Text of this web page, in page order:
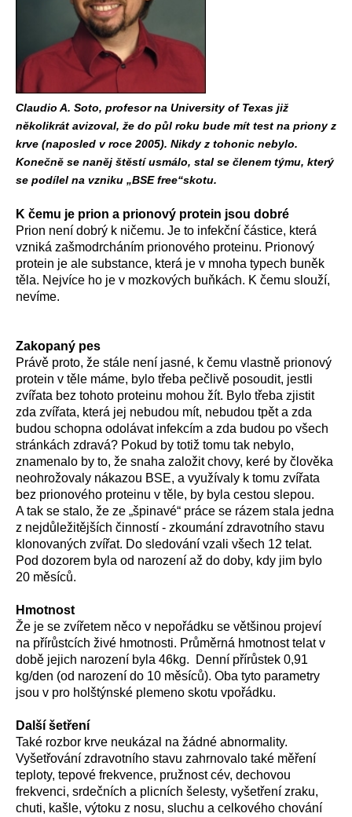
Claudio A. Soto, profesor na University of Texas již
několikrát avizoval, že do půl roku bude mít test na priony z
krve (naposled v roce 2005). Nikdy z tohonic nebylo.
Konečně se naněj štěstí usmálo, stal se členem týmu, který
se podílel na vzniku „BSE free“skotu.
K čemu je prion a prionový protein jsou dobré
Prion není dobrý k ničemu. Je to infekční částice, která
vzniká zašmodrcháním prionového proteinu. Prionový
protein je ale substance, která je v mnoha typech buněk
těla. Nejvíce ho je v mozkových buňkách. K čemu slouží,
nevíme.
Zakopaný pes
Právě proto, že stále není jasné, k čemu vlastně prionový
protein v těle máme, bylo třeba pečlivě posoudit, jestli
zvířata bez tohoto proteinu mohou žít. Bylo třeba zjistit
zda zvířata, která jej nebudou mít, nebudou tpět a zda
budou schopna odolávat infekcím a zda budou po všech
stránkách zdravá? Pokud by totiž tomu tak nebylo,
znamenalo by to, že snaha založit chovy, keré by člověka
neohrožovaly nákazou BSE, a využívaly k tomu zvířata
bez prionového proteinu v těle, by byla cestou slepou.
A tak se stalo, že ze „špinavé“ práce se rázem stala jedna
z nejdůležitějších činností - zkoumání zdravotního stavu
klonovaných zvířat. Do sledování vzali všech 12 telat.
Pod dozorem byla od narození až do doby, kdy jim bylo
20 měsíců.
Hmotnost
Že je se zvířetem něco v nepořádku se většinou projeví
na přírůstcích živé hmotnosti. Průměrná hmotnost telat v
době jejich narození byla 46kg. Denní přírůstek 0,91
kg/den (od narození do 10 měsíců). Oba tyto parametry
jsou v pro holštýnské plemeno skotu vpořádku.
Další šetření
Také rozbor krve neukázal na žádné abnormality.
Vyšetřování zdravotního stavu zahrnovalo také měření
teploty, tepové frekvence, pružnost cév, dechovou
frekvenci, srdečních a plicních šelesty, vyšetření zraku,
chuti, kašle, výtoku z nosu, sluchu a celkového chování